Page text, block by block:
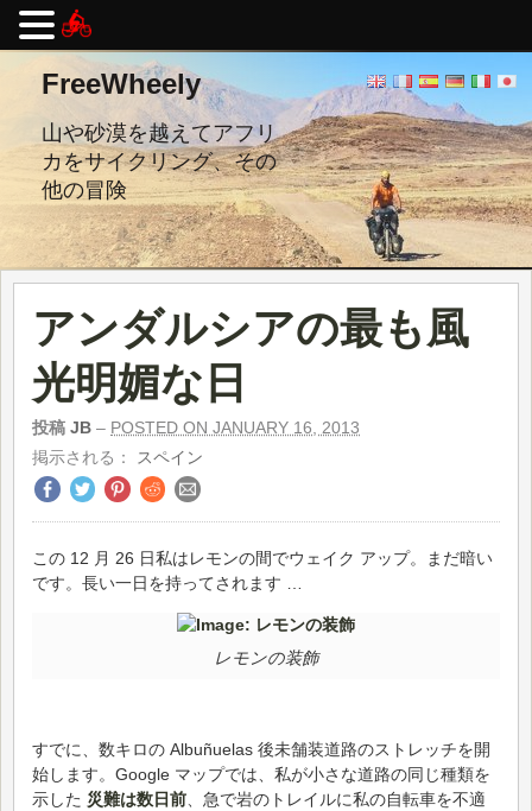
し
FreeWheely
山や砂漠を越えてアフリ
カをサイクリング、その
他の冒険
アンダルシアの最も風
光明媚な日
投稿 JB – POSTED ON JANUARY 16, 2013
掲示される：
スペイン
この 12 月 26 日私はレモンの間でウェイク アップ。まだ暗い
です。長い一日を持ってされます …
レモンの装飾
すでに、数キロの Albuñuelas 後未舗装道路のストレッチを開
始します。Google マップでは、私が小さな道路の同じ種類を
示した 災難は数日前 、急で岩のトレイルに私の自転車を不適